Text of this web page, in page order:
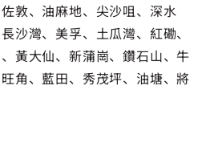
敦、油麻地、尖沙咀、深水
沙灣、美孚、土瓜灣、紅磡、
黃大仙、新蒲崗、鑽石山、牛
角、藍田、秀茂坪、油塘、將